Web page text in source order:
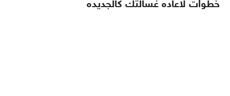
خطوات لاعاده غسالتك كالجديده